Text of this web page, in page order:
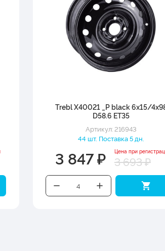
Trebl X40021 _P black 6x15/
D58.6 ET35
Артикул: 216943
44 шт. Поставка 5 дн.
3 847 ₽ Цена при
3 693 ₽